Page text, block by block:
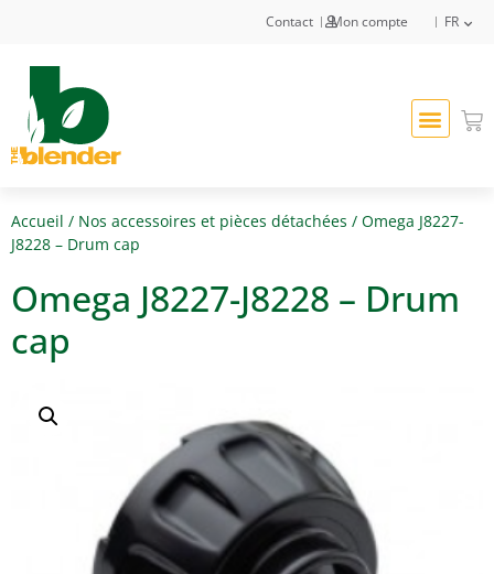
Contact Mon compte FR
Accueil / Nos accessoires et pièces détachées / Omega J8227-
J8228 – Drum cap
Omega J8227-J8228 – Drum
cap